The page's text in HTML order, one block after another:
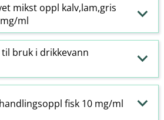
mikst oppl kalv,lam,gris
ml
bruk i drikkevann
fisk 10 mg/ml